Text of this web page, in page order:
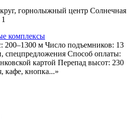
горнолыжный центр Солнечная
комплексы
200–1300 м Число подъемников: 13
Способ оплаты:
картой Перепад высот: 230
кафе, кнопка...»